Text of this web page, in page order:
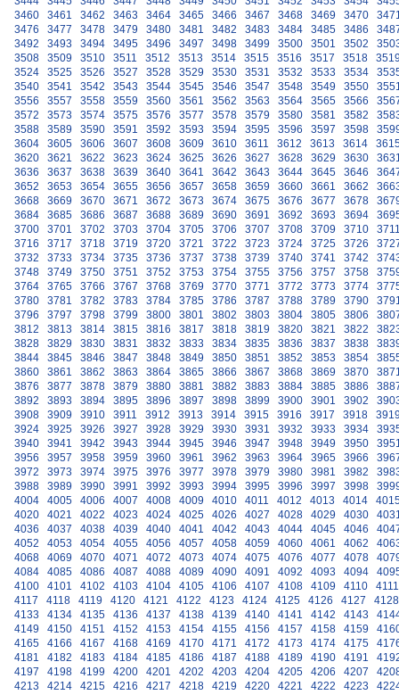
3460
3461 3462 3463 3464 3465 3466 3467 3468 3469 3470
3476
3477 3478 3479 3480 3481 3482 3483 3484 3485 3486
3492
3493 3494 3495 3496 3497 3498 3499 3500 3501 3502
3508
3509 3510 3511 3512 3513 3514 3515 3516 3517 3518
3524
3525 3526 3527 3528 3529 3530 3531 3532 3533 3534
3540
3541 3542 3543 3544 3545 3546 3547 3548 3549 3550
3556
3557 3558 3559 3560 3561 3562 3563 3564 3565 3566
3572
3573 3574 3575 3576 3577 3578 3579 3580 3581 3582
3588
3589 3590 3591 3592 3593 3594 3595 3596 3597 3598
3604
3605 3606 3607 3608 3609 3610 3611 3612 3613 3614
3620
3621 3622 3623 3624 3625 3626 3627 3628 3629 3630
3636
3637 3638 3639 3640 3641 3642 3643 3644 3645 3646
3652
3653 3654 3655 3656 3657 3658 3659 3660 3661 3662
3668
3669 3670 3671 3672 3673 3674 3675 3676 3677 3678
3684
3685 3686 3687 3688 3689 3690 3691 3692 3693 3694
3700
3701 3702 3703 3704 3705 3706 3707 3708 3709 3710
3716
3717 3718 3719 3720 3721 3722 3723 3724 3725 3726
3732
3733 3734 3735 3736 3737 3738 3739 3740 3741 3742
3748
3749 3750 3751 3752 3753 3754 3755 3756 3757 3758
3764
3765 3766 3767 3768 3769 3770 3771 3772 3773 3774
3780
3781 3782 3783 3784 3785 3786 3787 3788 3789 3790
3796
3797 3798 3799 3800 3801 3802 3803 3804 3805 3806
3812
3813 3814 3815 3816 3817 3818 3819 3820 3821 3822
3828
3829 3830 3831 3832 3833 3834 3835 3836 3837 3838
3844
3845 3846 3847 3848 3849 3850 3851 3852 3853 3854
3860
3861 3862 3863 3864 3865 3866 3867 3868 3869 3870
3876
3877 3878 3879 3880 3881 3882 3883 3884 3885 3886
3892
3893 3894 3895 3896 3897 3898 3899 3900 3901 3902
3908
3909 3910 3911 3912 3913 3914 3915 3916 3917 3918
3924
3925 3926 3927 3928 3929 3930 3931 3932 3933 3934
3940
3941 3942 3943 3944 3945 3946 3947 3948 3949 3950
3956
3957 3958 3959 3960 3961 3962 3963 3964 3965 3966
3972
3973 3974 3975 3976 3977 3978 3979 3980 3981 3982
3988
3989 3990 3991 3992 3993 3994 3995 3996 3997 3998
4004
4005 4006 4007 4008 4009 4010 4011 4012 4013 4014
4020
4021 4022 4023 4024 4025 4026 4027 4028 4029 4030
4036
4037 4038 4039 4040 4041 4042 4043 4044 4045 4046
4052
4053 4054 4055 4056 4057 4058 4059 4060 4061 4062
4068
4069 4070 4071 4072 4073 4074 4075 4076 4077 4078
4084
4085 4086 4087 4088 4089 4090 4091 4092 4093 4094
4100
4101 4102 4103 4104 4105 4106 4107 4108 4109 4110
4111
4117
4118 4119 4120 4121 4122 4123 4124 4125 4126 4127
4128
4133
4134 4135 4136 4137 4138 4139 4140 4141 4142 4143
4149
4150 4151 4152 4153 4154 4155 4156 4157 4158 4159
4165
4166 4167 4168 4169 4170 4171 4172 4173 4174 4175
4181
4182 4183 4184 4185 4186 4187 4188 4189 4190 4191
4197
4198 4199 4200 4201 4202 4203 4204 4205 4206 4207
4213
4214 4215 4216 4217 4218 4219 4220 4221 4222 4223